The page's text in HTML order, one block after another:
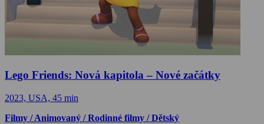
Lego Friends: Nová kapitola – Nové začátky
2023, USA, 45 min
Filmy / Animovaný / Rodinné filmy / Dětský